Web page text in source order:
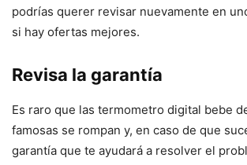
podrías querer revisar nuevamente en
si hay ofertas mejores.
Revisa la garantía
Es raro que las termometro digital bebe
famosas se rompan y, en caso de que
garantía que te ayudará a resolver el